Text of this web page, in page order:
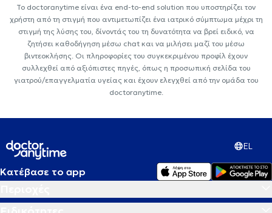
Το doctoranytime είναι ένα end-to-end solution που υποστηρίζει τον
χρήστη από τη στιγμή που αντιμετωπίζει ένα ιατρικό σύμπτωμα μέχρι τη
στιγμή της λύσης του, δίνοντάς του τη δυνατότητα να βρεί ειδικό, να
ζητήσει καθοδήγηση μέσω chat και να μιλήσει μαζί του μέσω
βιντεοκλήσης. Οι πληροφορίες του συγκεκριμένου προφίλ έχουν
συλλεχθεί από αξιόπιστες πηγές, όπως η προσωπική σελίδα του
γιατρού/επαγγελματία υγείας και έχουν ελεγχθεί από την ομάδα του
doctoranytime.
EL
Κατέβασε το app